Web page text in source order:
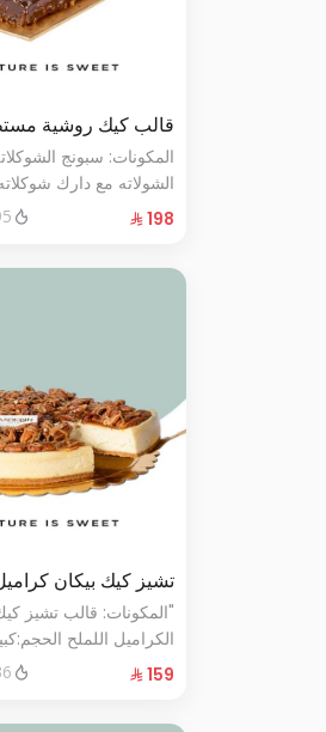
قالب كيك روشية
المكونات: سبونج
الشولاته مع دارك
الحجم:صغير:يكفي ١٤ أشخاص"
395
تشيز كيك بيكان
"المكونات: قالب تشيز
أشخاص"
336